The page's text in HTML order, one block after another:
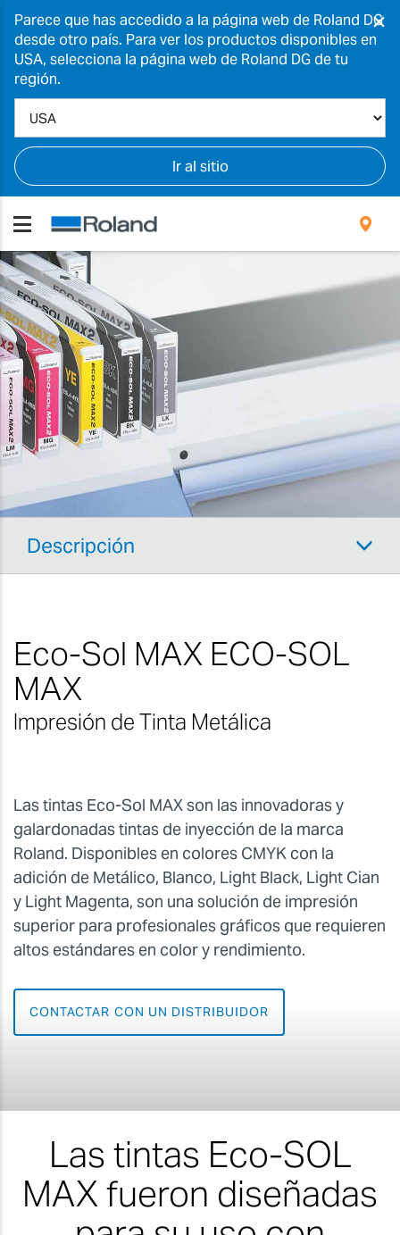
Parece que has accedido a la página web de Roland DG
desde otro país. Para ver los productos disponibles en
USA, selecciona la página web de Roland DG de tu
región.
Ir al sitio
×
Descripción
Eco-Sol MAX ECO-SOL
MAX
Impresión de Tinta Metálica
Las tintas Eco-Sol MAX son las innovadoras y
galardonadas tintas de inyección de la marca
Roland. Disponibles en colores CMYK con la
adición de Metálico, Blanco, Light Black, Light Cian
y Light Magenta, son una solución de impresión
superior para profesionales gráficos que requieren
altos estándares en color y rendimiento.
CONTACTAR CON UN DISTRIBUIDOR
Las tintas Eco-SOL
MAX fueron diseñadas